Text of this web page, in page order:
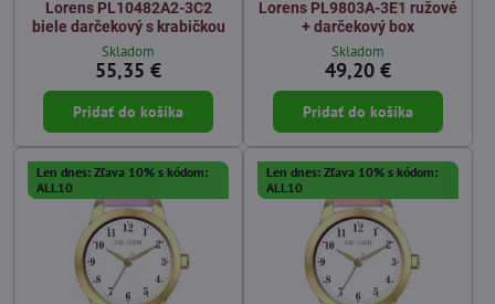
Lorens PL10482A2-3C2
biele darčekový s krabičkou
Skladom
55,35 €
Pridať do košíka
Lorens PL9803A-3E1 ružové
+ darčekový box
Skladom
49,20 €
Pridať do košíka
Len dnes: Zľava 10% s kódom:
ALL10
Len dnes: Zľava 10% s kódom:
ALL10